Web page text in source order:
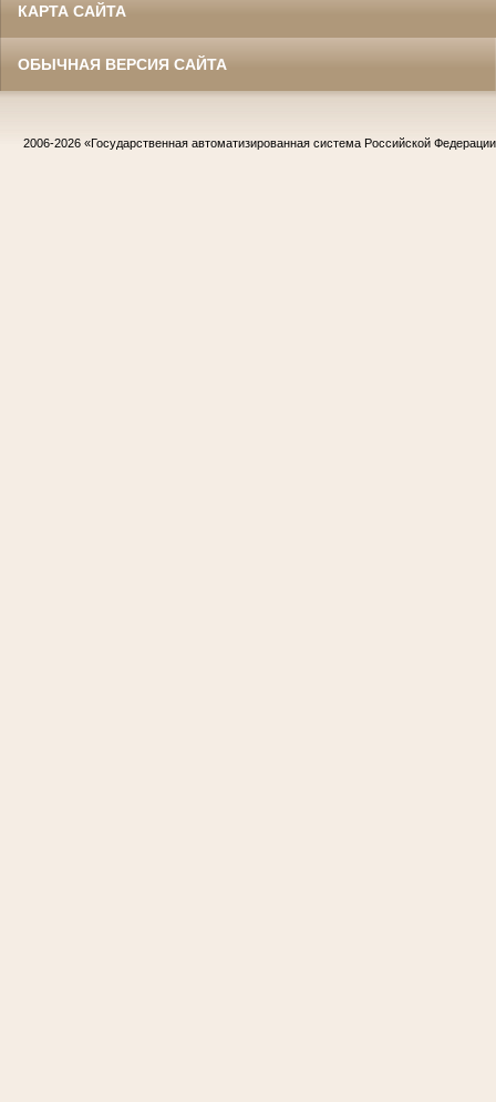
КАРТА САЙТА
ОБЫЧНАЯ ВЕРСИЯ САЙТА
2006-2026 «Государственная автоматизированная система Российской